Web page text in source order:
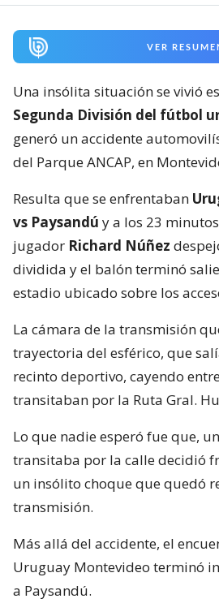
VER
Una insólita situación se vivió
Segunda División del fútbol
generó un accidente
del Parque ANCAP, en
Resulta que se enfrentaban
vs Paysandú y a los 23
jugador Richard Núñez
dividida y el balón terminó
estadio ubicado sobre los
La cámara de la transmisión
trayectoria del esférico, que
recinto deportivo, cayendo
transitaban por la Ruta Gral.
Lo que nadie esperó fue que,
transitaba por la calle decidió
un insólito choque que quedó
transmisión.
Más allá del accidente, el
Uruguay Montevideo terminó
a Paysandú.